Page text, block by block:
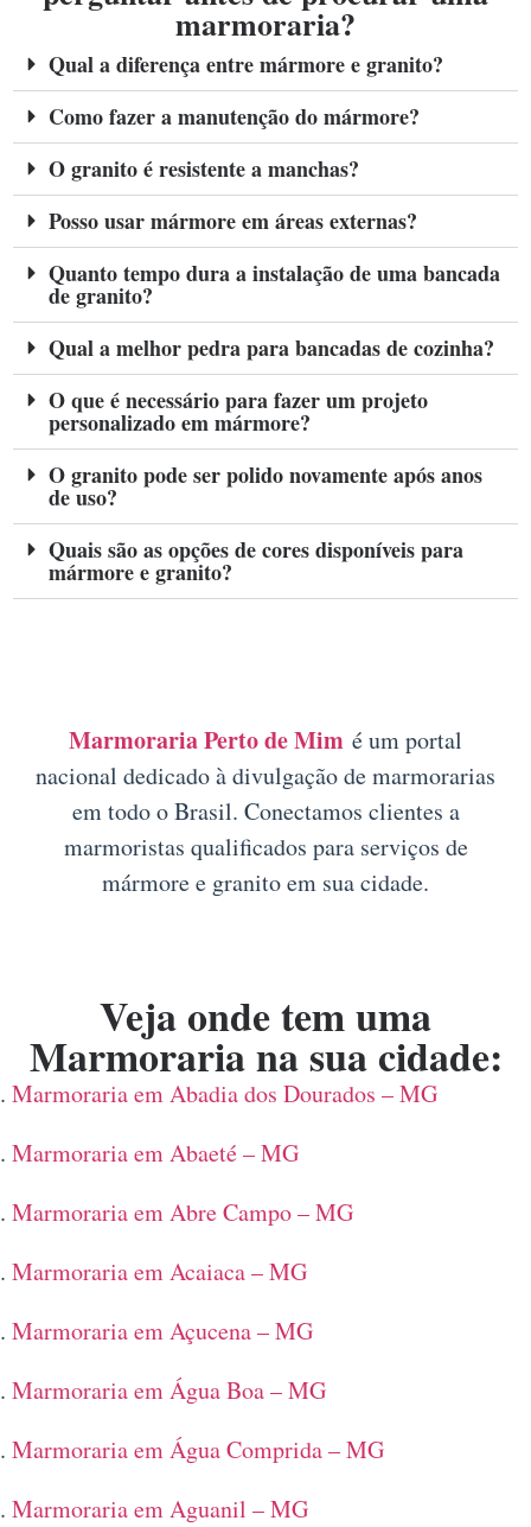
marmoraria?
Qual a diferença entre mármore e granito?
Como fazer a manutenção do mármore?
O granito é resistente a manchas?
Posso usar mármore em áreas externas?
Quanto tempo dura a instalação de uma bancada
de granito?
Qual a melhor pedra para bancadas de cozinha?
O que é necessário para fazer um projeto
personalizado em mármore?
O granito pode ser polido novamente após anos
de uso?
Quais são as opções de cores disponíveis para
mármore e granito?
Marmoraria Perto de Mim é um portal
nacional dedicado à divulgação de marmorarias
em todo o Brasil. Conectamos clientes a
marmoristas qualificados para serviços de
mármore e granito em sua cidade.
Veja onde tem uma
Marmoraria na sua cidade:
Marmoraria em Abadia dos Dourados – MG
Marmoraria em Abaeté – MG
Marmoraria em Abre Campo – MG
Marmoraria em Acaiaca – MG
Marmoraria em Açucena – MG
Marmoraria em Água Boa – MG
Marmoraria em Água Comprida – MG
Marmoraria em Aguanil – MG